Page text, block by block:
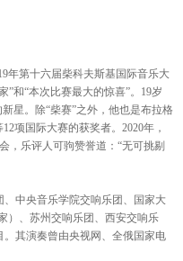
年第十六届柴科夫斯基国际音乐大
和“本次比赛最大的惊喜”。19岁
星。除“柴赛”之外，他也是布拉格
项国际大赛的获奖者。2020年，
，乐评人可驹赞誉道：“无可挑剔
中央音乐学院交响乐团、国家大
）、苏州交响乐团、西安交响乐
其演奏曾由央视网、全俄国家电